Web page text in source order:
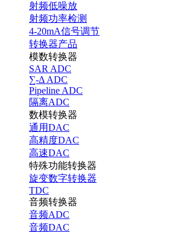
射频低噪放
射频功率检测
4-20mA信号调节
转换器产品
模数转换器
SAR ADC
∑-Δ ADC
Pipeline ADC
隔离ADC
数模转换器
通用DAC
高精度DAC
高速DAC
特殊功能转换器
旋变数字转换器
TDC
音频转换器
音频ADC
音频DAC